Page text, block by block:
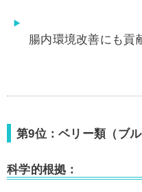
腸内環境改善にも貢
第9位：ベリー類（ブ
科学的根拠：